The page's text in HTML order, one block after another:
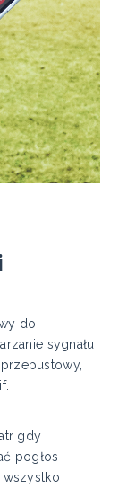
do
sygnału
gdy
pogłos